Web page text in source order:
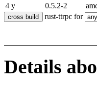
4 y
0.5.2-2
rust-ttrpc for
Details